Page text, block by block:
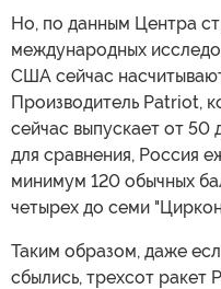
Но, по данным Центра
международных
США сейчас
Производитель Patriot,
сейчас выпускает от
для сравнения, Россия
минимум 120 обычных
четырех до семи
Таким образом, даже
сбылись, трехсот ракет